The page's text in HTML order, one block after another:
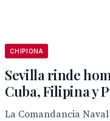
CHIPIONA
Sevilla rinde
Cuba, Filipina y
La Comandancia